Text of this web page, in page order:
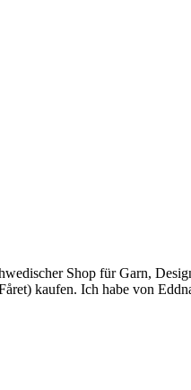
Shop für Garn,
kaufen. Ich habe von